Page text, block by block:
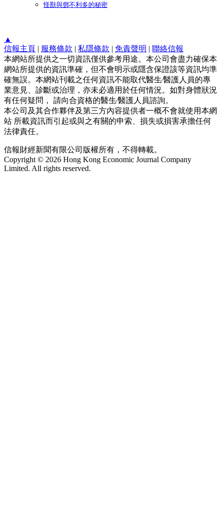
怪獸與鄧不利多的秘密
▲
信報主頁 | 服務條款 | 私隱條款 | 免責聲明 | 聯絡信報
本網站所提供之一切資訊僅供參考用途。本公司會盡力確保本
網站所提供的資訊準確，但不會明示或隱含保證該等資訊均準
確無誤。本網站刊載之任何資訊不能取代醫生∕醫護人員的專
業意見、診斷或治理，亦未必適用於任何情況。如對身體狀況
有任何疑問， 請向合資格的醫生∕醫護人員諮詢。
本公司及其合作夥伴及第三方內容提供者一概不會就使用本網
站 所載資訊而引起或與之有關的申索、損失或損害承擔任何
法律責任。
信報財經新聞有限公司版權所有，不得轉載。
Copyright © 2026 Hong Kong Economic Journal Company
Limited. All rights reserved.